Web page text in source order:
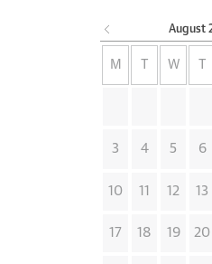
August
M W
3 4 5 6
10 11 12 13
17 18 19 20